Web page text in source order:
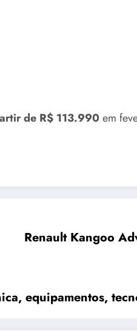
de R$ 113.990em
Renault Kangoo
equipamentos,